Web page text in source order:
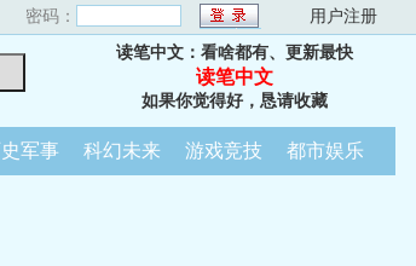
密码： 用户注册
读笔中文：看啥都有、更新最快
读笔中文
如果你觉得好，恳请收藏
军事 科幻未来 游戏竞技 都市娱乐